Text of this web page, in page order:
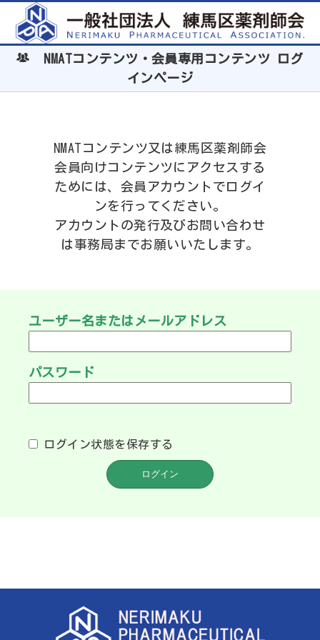
NMATコンテンツ・会員専用コンテンツ ログ
インページ
NMATコンテンツ又は練馬区薬剤師会
会員向けコンテンツにアクセスする
ためには、会員アカウントでログイ
ンを行ってください。
アカウントの発行及びお問い合わせ
は事務局までお願いいたします。
ユーザー名またはメールアドレス
パスワード
ログイン状態を保存する